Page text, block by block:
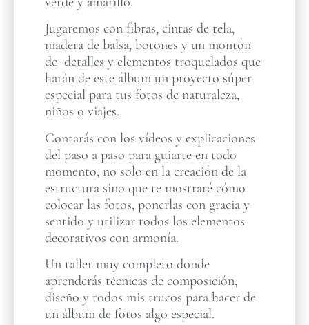
Jugaremos con fibras, cintas de tela,
madera de balsa, botones y un montón
de detalles y elementos troquelados que
harán de este álbum un proyecto súper
especial para tus fotos de naturaleza,
niños o viajes.
Contarás con los vídeos y explicaciones
del paso a paso para guiarte en todo
momento, no solo en la creación de la
estructura sino que te mostraré cómo
colocar las fotos, ponerlas con gracia y
sentido y utilizar todos los elementos
decorativos con armonía.
Un taller muy completo donde
aprenderás técnicas de composición,
diseño y todos mis trucos para hacer de
un álbum de fotos algo especial.